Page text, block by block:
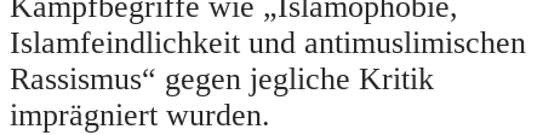
Kampfbegriffe wie „Islamophobie,
Islamfeindlichkeit und antimuslimischen
Rassismus“ gegen jegliche Kritik
imprägniert wurden.